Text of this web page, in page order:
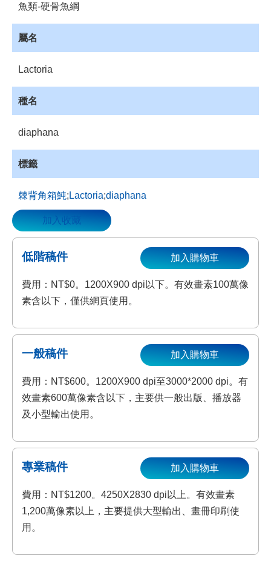
理
藏
登
魚類-硬骨魚綱
屬名
Lactoria
種名
diaphana
標籤
棘背角箱魨; Lactoria;diaphana
加入收藏
低階稿件
費用：NT$0。1200X900 dpi以下。有效畫素100萬像
素含以下，僅供網頁使用。
加入購物車
一般稿件
費用：NT$600。1200X900 dpi至3000*2000 dpi。有
效畫素600萬像素含以下，主要供一般出版、播放器
及小型輸出使用。
加入購物車
專業稿件
費用：NT$1200。4250X2830 dpi以上。有效畫素
1,200萬像素以上，主要提供大型輸出、畫冊印刷使
用。
加入購物車